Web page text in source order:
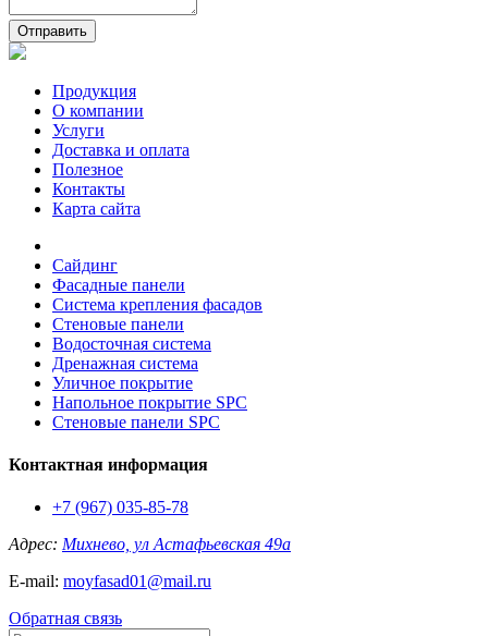
Отправить
Продукция
О компании
Услуги
Доставка и оплата
Полезное
Контакты
Карта сайта
Сайдинг
Фасадные панели
Система крепления фасадов
Стеновые панели
Водосточная система
Дренажная система
Уличное покрытие
Напольное покрытие SPC
Стеновые панели SPC
Контактная информация
+7 (967) 035-85-78
Адрес: Михнево, ул Астафьевская 49а
E-mail: moyfasad01@mail.ru
Обратная связь